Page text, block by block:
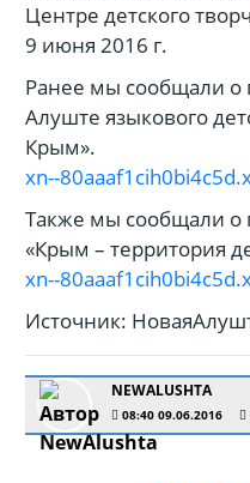
Центре детского
9 июня 2016 г.
Ранее мы сообщали о
Алуште языкового
Крым».
xn--
Также мы сообщали о
«Крым – территория
xn--
Источник:
NEWALUSHTA
08:40 09.06.2016